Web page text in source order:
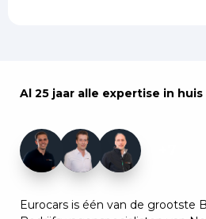
Al 25 jaar alle expertise in huis
Eurocars is één van de grootste